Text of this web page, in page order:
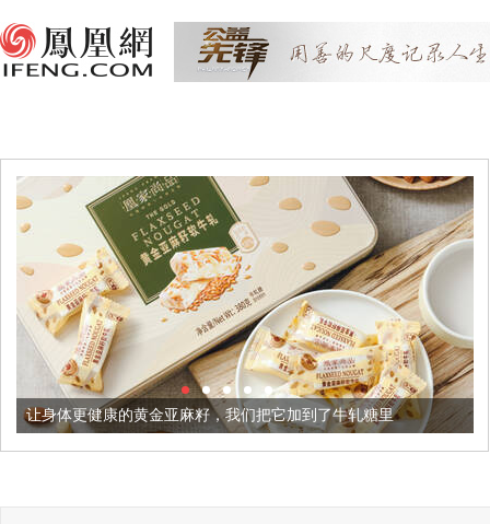
黄金亚麻籽，我们把它加到了牛轧糖里 被列入佛家七宝的